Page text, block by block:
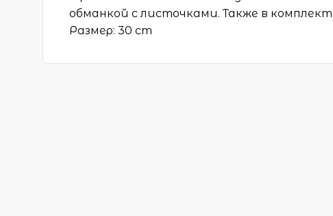
обманкой с листочками. Также в
Размер: 30 cm